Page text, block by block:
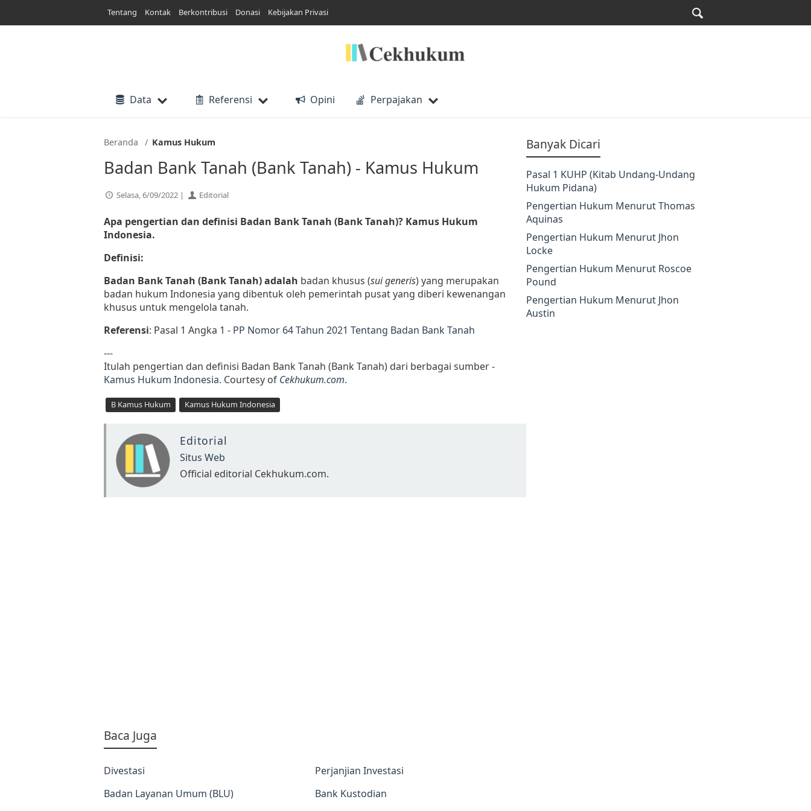
Tentang Kontak Berkontribusi Donasi Kebijakan Privasi
Data Referensi Opini Perpajakan
Beranda Kamus Hukum
Badan Bank Tanah (Bank Tanah) - Kamus Hukum
Selasa, 6/09/2022 | Editorial
Apa pengertian dan definisi Badan Bank Tanah (Bank Tanah)? Kamus Hukum
Indonesia.
Definisi:
Badan Bank Tanah (Bank Tanah) adalah badan khusus (sui generis) yang merupakan
badan hukum Indonesia yang dibentuk oleh pemerintah pusat yang diberi kewenangan
khusus untuk mengelola tanah.
Referensi: Pasal 1 Angka 1 - PP Nomor 64 Tahun 2021 Tentang Badan Bank Tanah
---
Itulah pengertian dan definisi Badan Bank Tanah (Bank Tanah) dari berbagai sumber -
Kamus Hukum Indonesia. Courtesy of Cekhukum.com.
B Kamus Hukum Kamus Hukum Indonesia
Editorial
Situs Web
Official editorial Cekhukum.com.
Baca Juga
Divestasi
Perjanjian Investasi
Badan Layanan Umum (BLU)
Bank Kustodian
Banyak Dicari
Pasal 1 KUHP (Kitab Undang-Undang
Hukum Pidana)
Pengertian Hukum Menurut Thomas
Aquinas
Pengertian Hukum Menurut Jhon
Locke
Pengertian Hukum Menurut Roscoe
Pound
Pengertian Hukum Menurut Jhon
Austin